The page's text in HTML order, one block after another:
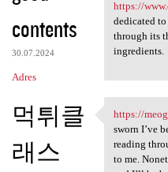
contents
30.07.2024
Adres
https://
dedicated
through its
ingredients.
먹튀클
래스
https://
https://
sworn I’ve
reading
to me.